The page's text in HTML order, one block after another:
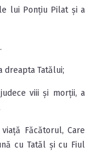
lui Ponțiu Pilat și a
dreapta Tatălui;
viii și morții, a
Făcătorul, Care
cu Tatăl și cu Fiul